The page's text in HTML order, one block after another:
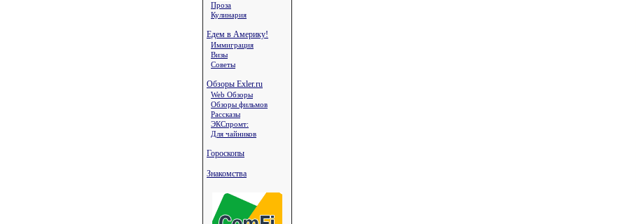
Проза
Кулинария
Едем в Америку!
Иммиграция
Визы
Советы
Обзоры Exler.ru
Web Обзоры
Обзоры фильмов
Рассказы
ЭКСпромт:
Для чайников
Гороскопы
Знакомства